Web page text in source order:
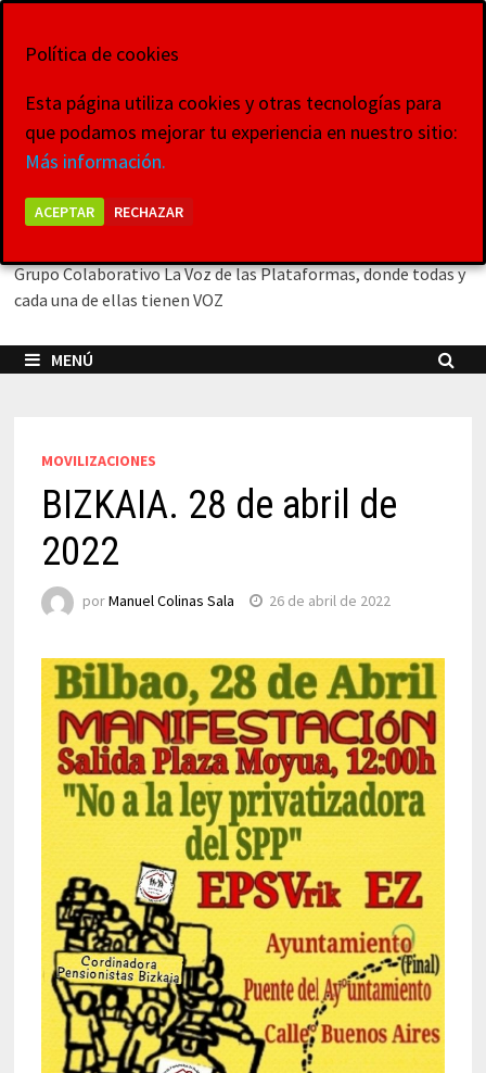
La Voz de las
Plataformas
Grupo Colaborativo La Voz de las Plataformas, donde todas y
cada una de ellas tienen VOZ
MENÚ
MOVILIZACIONES
BIZKAIA. 28 de abril de
2022
porManuel Colinas Sala 26 de abril de 2022
Política de cookies
Esta página utiliza cookies y otras tecnologías para
que podamos mejorar tu experiencia en nuestro sitio:
Más información.
ACEPTAR RECHAZAR